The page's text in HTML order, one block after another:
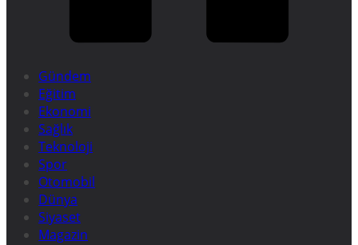
Gündem
Eğitim
Ekonomi
Sağlık
Teknoloji
Spor
Otomobil
Dünya
Siyaset
Magazin